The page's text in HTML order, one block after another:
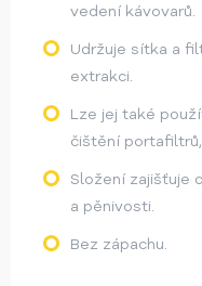
vedení kávovarů.
Udržuje sítka a
extrakci.
Lze jej také
čištění
Složení zajišťuje
a pěnivosti.
Bez zápachu.